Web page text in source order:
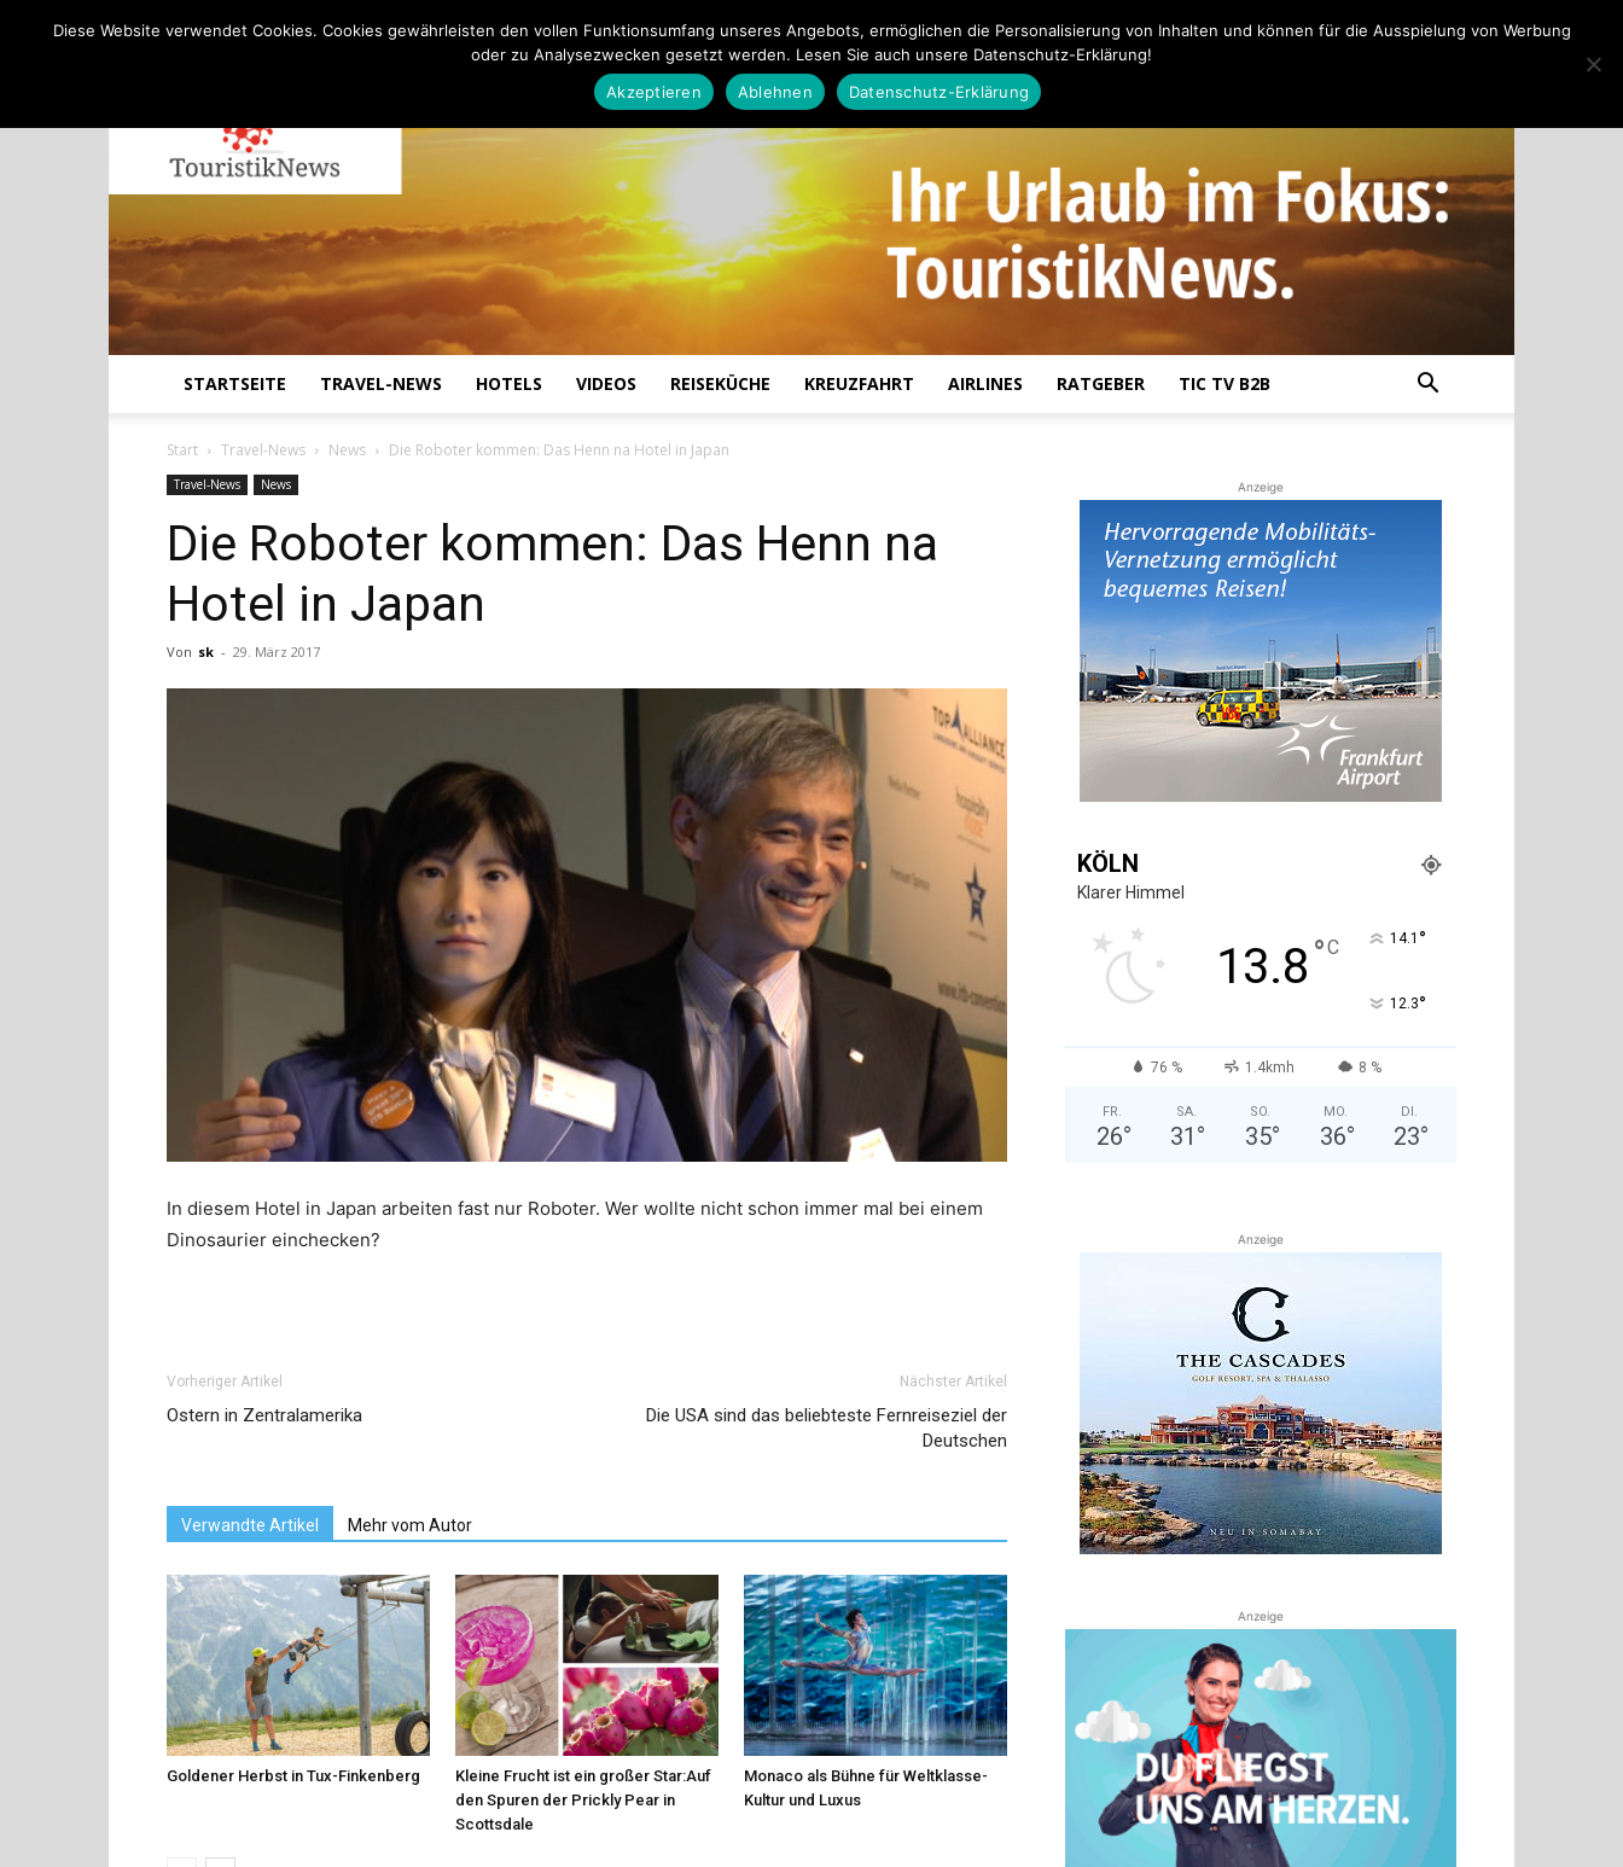
Touristiknews
und
Reiseempfehlungen.
STARTSEITE TRAVEL-NEWS HOTELS VIDEOS REISEKÜCHE KREUZFAHRT AIRLINES RATGEBER TIC TV B2B
Start Travel-News News Die Roboter kommen: Das Henn na Hotel in Japan
Travel-News News
Die Roboter kommen: Das Henn na
Hotel in Japan
Von sk - 29. März 2017
In diesem Hotel in Japan arbeiten fast nur Roboter. Wer wollte nicht schon immer mal bei einem
Dinosaurier einchecken?
Vorheriger Artikel
Ostern in Zentralamerika
Nächster Artikel
Die USA sind das beliebteste Fernreiseziel der
Deutschen
Verwandte Artikel Mehr vom Autor
Goldener Herbst in Tux-Finkenberg
Kleine Frucht ist ein großer Star:Auf
den Spuren der Prickly Pear in
Scottsdale
Monaco als Bühne für Weltklasse-
Kultur und Luxus
Anzeige
KÖLN
Klarer Himmel
13.8 °C 14.1 °
12.3°
76 % 1.4kmh 8 %
FR.
26°
SA.
31 °
SO.
35°
MO.
36°
DI.
23°
Anzeige
Anzeige
Diese Website verwendet Cookies. Cookies gewährleisten den vollen Funktionsumfang unseres Angebots, ermöglichen die Personalisierung von Inhalten und können für die Ausspielung von Werbung
oder zu Analysezwecken gesetzt werden. Lesen Sie auch unsere Datenschutz-Erklärung!
Akzeptieren
Ablehnen Datenschutz-Erklärung